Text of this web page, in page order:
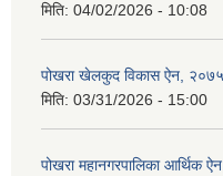
मिति: 04/02/2026 - 10:08
पोखरा खेलकुद विकास ऐन,
मिति: 03/31/2026 - 15:00
पोखरा महानगरपालिका आर्थिक